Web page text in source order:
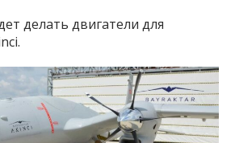
делать двигатели для